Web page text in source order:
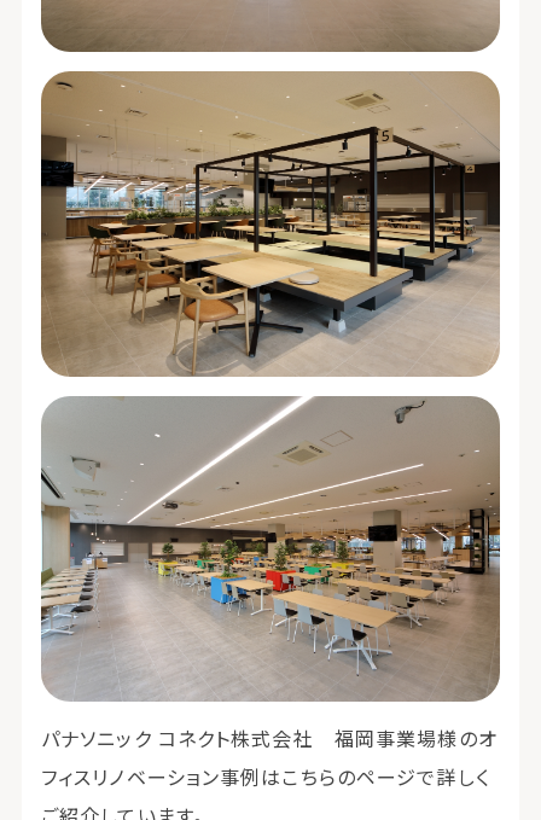
パナソニック コネクト株式会社 福岡事業場様のオ
フィスリノベーション事例はこちらのページで詳しく